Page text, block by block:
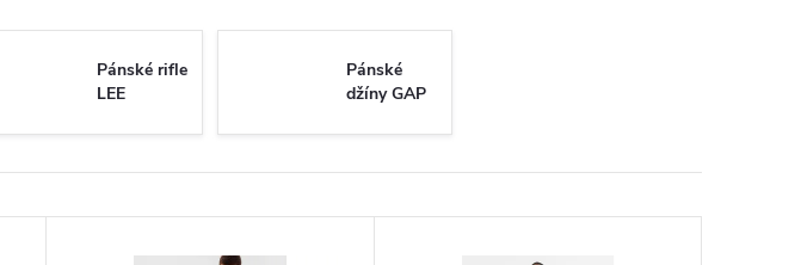
Pánské rifle
LEE
Pánské
džíny GAP